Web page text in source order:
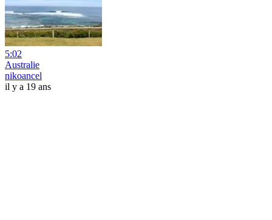
5:02
Australie
nikoancel
il y a 19 ans